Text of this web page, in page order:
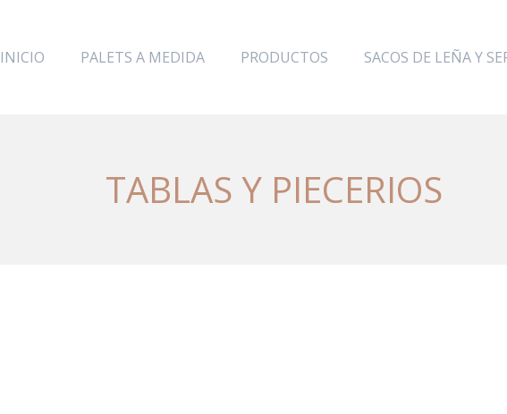
INICIO PALETS A MEDIDA PRODUCTOS SACOS DE LEÑA Y
TABLAS Y PIECERIOS